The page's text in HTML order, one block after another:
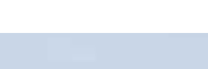
euroa